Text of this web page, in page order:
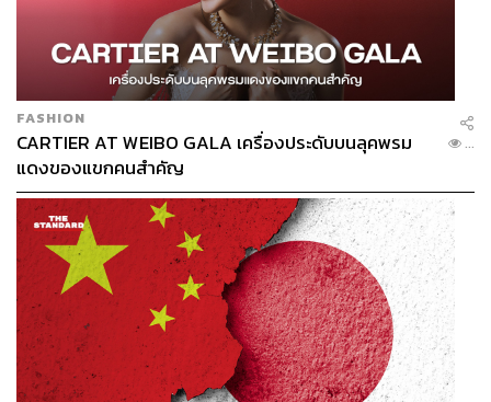
FASHION
CARTIER AT WEIBO GALA เครื่องประดับบนลุคพรม
แดงของแขกคนสำคัญ
...